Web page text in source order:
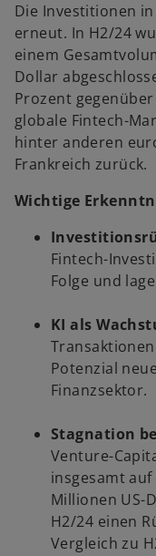
Die Investitionen
erneut. In H2/24
einem
Dollar
Prozent
globale Fintech-
hinter anderen
Frankreich zurück.
Wichtige
Fintech-
Folge und
KI als
Potenzial
Finanzsektor.
Stagnation
Venture-
insgesamt
Millionen US-
H2/24 einen
Vergleich zu